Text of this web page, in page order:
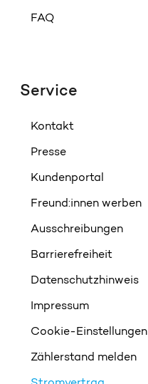
FAQ
Service
Kontakt
Presse
Kundenportal
Freund:innen werben
Ausschreibungen
Barrierefreiheit
Datenschutzhinweis
Impressum
Cookie-Einstellungen
Zählerstand melden